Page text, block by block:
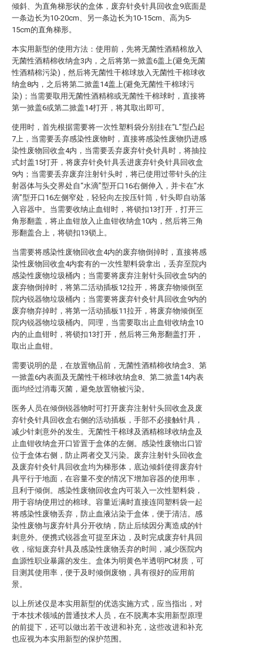
倾斜、为直角梯形状的盒体，废弃针灸针具回收盒9底面是
一条边长为10-20cm、另一条边长为10-15cm、高为5-
15cm的直角梯形。
本实用新型的使用方法：使用前，先将无菌性酒精棉放入
无菌性酒精棉收纳盒3内，之后将第一掀盖6盖上(避免无菌
性酒精棉污染)，然后将无菌性干棉球放入无菌性干棉球收
纳盒8内，之后将第二掀盖14盖上(避免无菌性干棉球污
染)；当需要取用无菌性酒精棉或无菌性干棉球时，直接将
第一掀盖6或第二掀盖14打开，将其取出即可。
使用时，首先根据需要将一次性塑料袋分别挂在“L”型凸起
7上，当需要丢弃感染性废物时，直接将感染性废物扔进感
染性废物回收盒4内，当需要丢弃废弃针灸针具时，将抽拉
式封盖15打开，将废弃针灸针具丢进废弃针灸针具回收盒
9内；当需要丢弃废弃注射针头时，将已使用过带针头的注
射器体与头交界处自“水滴”型开口16右侧伸入，并卡在“水
滴”型开口16左侧窄处，轻轻向左按压针筒，针头即自动落
入容器中。当需要收纳止血钳时，将锁扣13打开，打开三
角形翻盖，将止血钳放入止血钳收纳盒10内，然后将三角
形翻盖合上，将锁扣13锁上。
当需要将感染性废物回收盒4内的废弃物倒掉时，直接将感
染性废物回收盒4内套有的一次性塑料袋拿出，丢弃至院内
感染性废物垃圾桶内；当需要将废弃注射针头回收盒5内的
废弃物倒掉时，将第二活动插板12拉开，将废弃物倾倒至
院内锐器物垃圾桶内；当需要将废弃针灸针具回收盒9内的
废弃物弃掉时，将第一活动插板11拉开，将废弃物倾倒至
院内锐器物垃圾桶内。同理，当需要取出止血钳收纳盒10
内的止血钳时，将锁扣13打开，然后将三角形翻盖打开，
取出止血钳。
需要说明的是，在放置物品前，无菌性酒精棉收纳盒3、第
一掀盖6内表面及无菌性干棉球收纳盒8、第二掀盖14内表
面均经过消毒灭菌，避免放置物被污染。
医务人员在倾倒锐器物时可打开废弃注射针头回收盒及废
弃针灸针具回收盒右侧的活动插板，手部不必接触针具，
减少针刺意外的发生。无菌性干棉球及酒精棉球收纳盒及
止血钳收纳盒开口皆置于盒体的左侧。感染性废物出口皆
位于盒体右侧，防止两者交叉污染。废弃注射针头回收盒
及废弃针灸针具回收盒均为梯形体，底边倾斜使得废弃针
具平行于地面，在容量不变的情况下增加容器的使用率，
且利于倾倒。感染性废物回收盒内可装入一次性塑料袋，
用于容纳使用过的棉球。容量近满时直接连同塑料袋一起
将感染性废物丢弃，防止血液沾染于盒体，便于清洁。感
染性废物与废弃针具分开收纳，防止后续因分离造成的针
刺意外。便携式锐器盒可提至床边，及时完成废弃针具回
收，缩短废弃针具及感染性废物丢弃的时间，减少医院内
血源性职业暴露的发生。盒体为明黄色半透明PC材质，可
目测其使用率，便于及时倾倒废物，具有很好的应用前
景。
以上所述仅是本实用新型的优选实施方式，应当指出，对
于本技术领域的普通技术人员，在不脱离本实用新型原理
的前提下，还可以做出若干改进和补充，这些改进和补充
也应视为本实用新型的保护范围。